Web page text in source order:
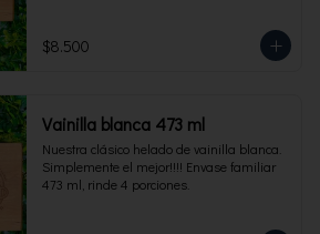
473 ml. Rinde 4 porciones.
$8.500
Vainilla blanca 473 ml
Nuestra clásico helado de vainilla blanca.
Simplemente el mejor!!!! Envase familiar
473 ml, rinde 4 porciones.